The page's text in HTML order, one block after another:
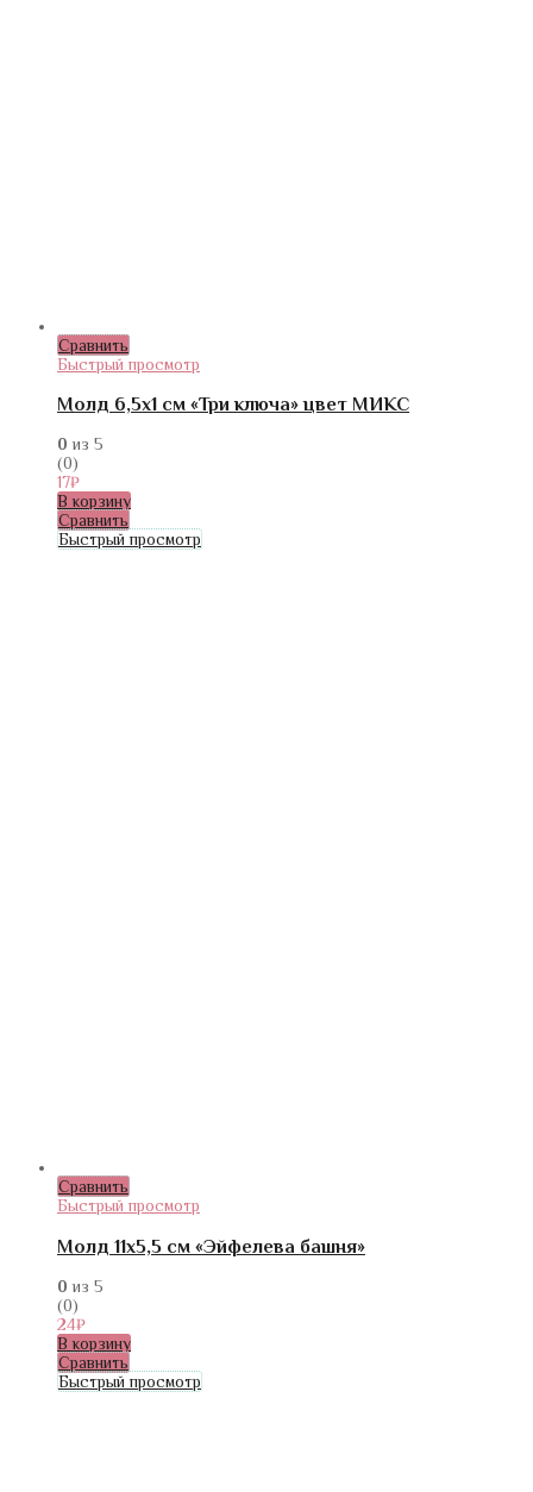
Сравнить
Быстрый просмотр
Молд 6,5х1 см «Три ключа» цвет МИКС
0 из 5
(0)
17₽
В корзину
Сравнить
Быстрый просмотр
Сравнить
Быстрый просмотр
Молд 11х5,5 см «Эйфелева башня»
0 из 5
(0)
24₽
В корзину
Сравнить
Быстрый просмотр